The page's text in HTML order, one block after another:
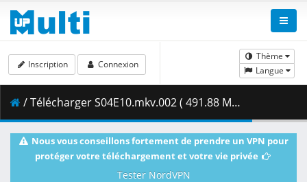
Thème
Langue
Inscription Connexion
/ Télécharger S04E10.mkv.002 ( 491.88 MB )
Nous vous conseillons fortement de prendre un VPN pour
protéger votre téléchargement et votre vie privée
Tester NordVPN